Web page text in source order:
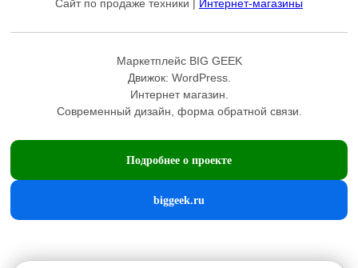
Сайт по продаже техники | Интернет-магазины
Маркетплейс BIG GEEK
Движок: WordPress.
Интернет магазин.
Современный дизайн, форма обратной связи.
Подробнее о проекте
biggeek.ru